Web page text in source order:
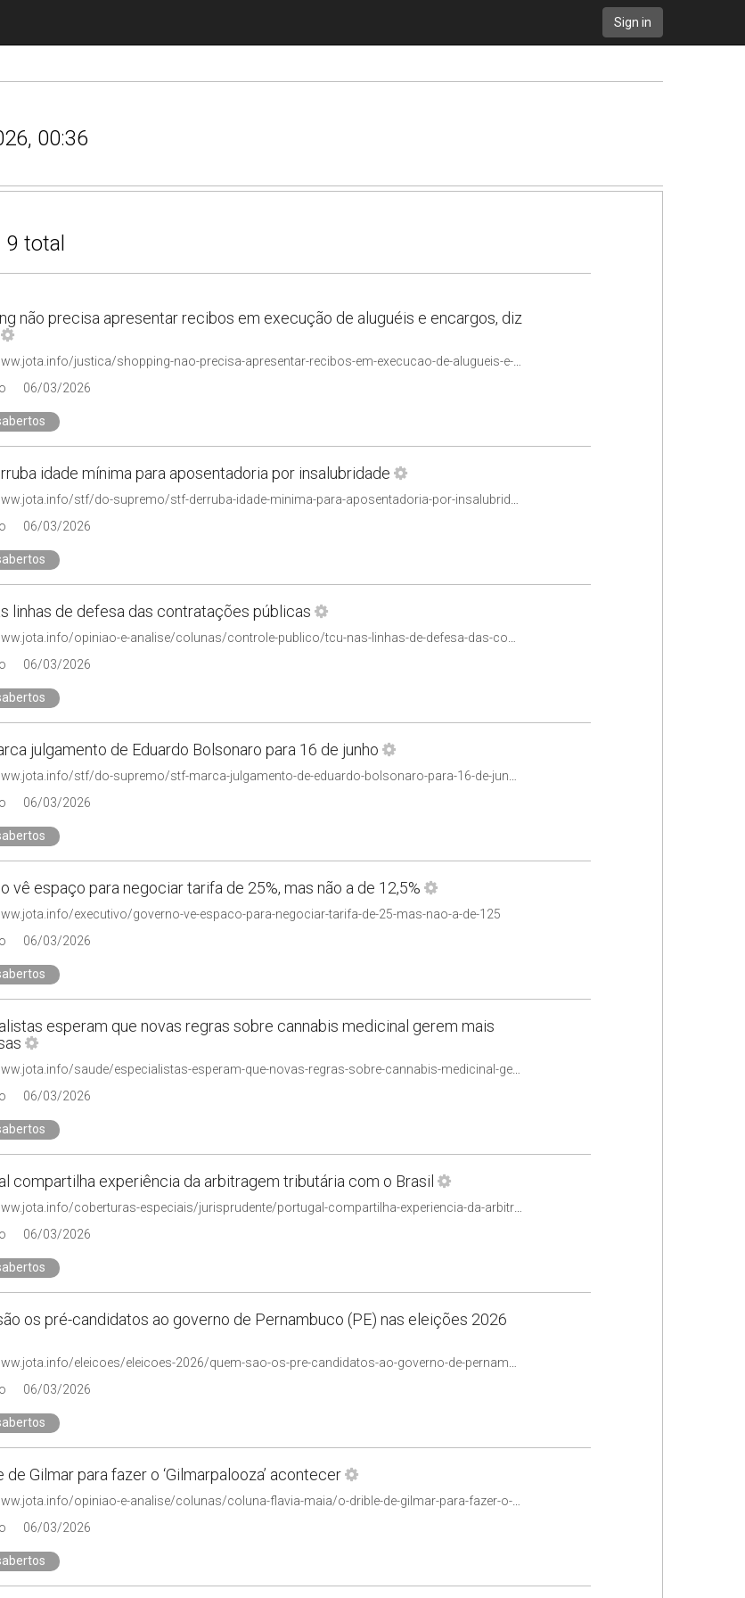
Sign in
00:36
total
não precisa apresentar recibos em execução de aluguéis e encargos, diz
https://www.jota.info/justica/shopping-nao-precisa-apresentar-recibos-em-execucao-de-alugueis-e-encargos-diz-tjdft
06/03/2026
idade mínima para aposentadoria por insalubridade
06/03/2026
linhas de defesa das contratações públicas
06/03/2026
julgamento de Eduardo Bolsonaro para 16 de junho
06/03/2026
vê espaço para negociar tarifa de 25%, mas não a de 12,5%
executivo/governo-ve-espaco-para-negociar-tarifa-de-25-mas-nao-a-de-125
06/03/2026
esperam que novas regras sobre cannabis medicinal gerem mais
https://www.jota.info/saude/especialistas-esperam-que-novas-regras-sobre-cannabis-medicinal-gerem-mais-pesquisas
06/03/2026
compartilha experiência da arbitragem tributária com o Brasil
https://www.jota.info/coberturas-especiais/jurisprudente/portugal-compartilha-experiencia-da-arbitragem-tributaria-com-o-brasil
06/03/2026
os pré-candidatos ao governo de Pernambuco (PE) nas eleições 2026
06/03/2026
de Gilmar para fazer o ‘Gilmarpalooza’ acontecer
https://www.jota.info/opiniao-e-analise/colunas/coluna-flavia-maia/o-drible-de-gilmar-para-fazer-o-gilmarpalooza-acontecer
06/03/2026